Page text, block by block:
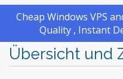
Cheap Windows VPS
Quality , Instant
Übersicht und